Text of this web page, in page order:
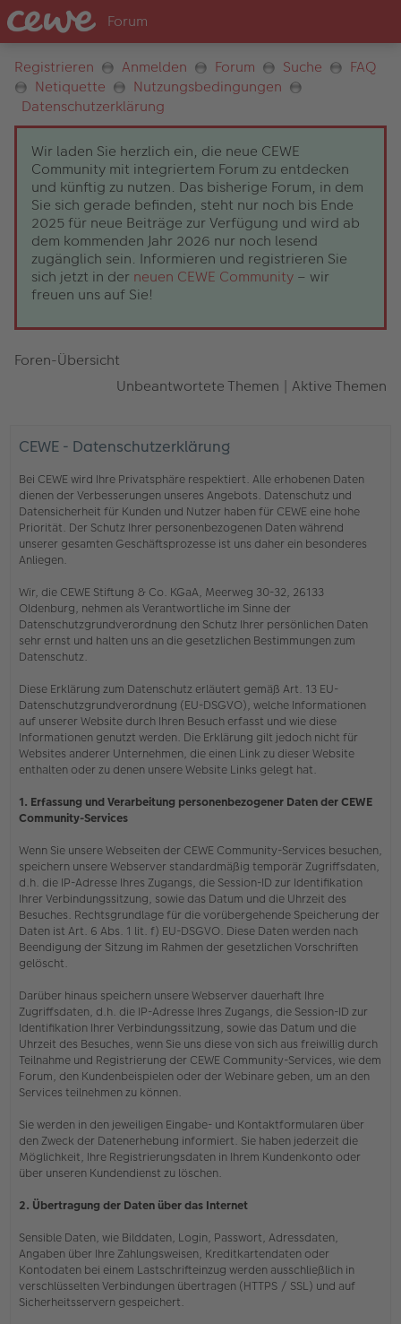
Registrieren Anmelden Forum Suche
FAQ
Netiquette
Nutzungsbedingungen
Datenschutzerklärung
Wir laden Sie herzlich ein, die neue CEWE
Community mit integriertem Forum zu entdecken
und künftig zu nutzen. Das bisherige Forum, in dem
Sie sich gerade befinden, steht nur noch bis Ende
2025 für neue Beiträge zur Verfügung und wird ab
dem kommenden Jahr 2026 nur noch lesend
zugänglich sein. Informieren und registrieren Sie
sich jetzt in der neuen CEWE Community – wir
freuen uns auf Sie!
Foren-Übersicht
Unbeantwortete Themen | Aktive Themen
CEWE - Datenschutzerklärung
Bei CEWE wird Ihre Privatsphäre respektiert. Alle erhobenen Daten
dienen der Verbesserungen unseres Angebots. Datenschutz und
Datensicherheit für Kunden und Nutzer haben für CEWE eine hohe
Priorität. Der Schutz Ihrer personenbezogenen Daten während
unserer gesamten Geschäftsprozesse ist uns daher ein besonderes
Anliegen.
Wir, die CEWE Stiftung & Co. KGaA, Meerweg 30-32, 26133
Oldenburg, nehmen als Verantwortliche im Sinne der
Datenschutzgrundverordnung den Schutz Ihrer persönlichen Daten
sehr ernst und halten uns an die gesetzlichen Bestimmungen zum
Datenschutz.
Diese Erklärung zum Datenschutz erläutert gemäß Art. 13 EU-
Datenschutzgrundverordnung (EU-DSGVO), welche Informationen
auf unserer Website durch Ihren Besuch erfasst und wie diese
Informationen genutzt werden. Die Erklärung gilt jedoch nicht für
Websites anderer Unternehmen, die einen Link zu dieser Website
enthalten oder zu denen unsere Website Links gelegt hat.
1. Erfassung und Verarbeitung personenbezogener Daten der CEWE
Community-Services
Wenn Sie unsere Webseiten der CEWE Community-Services besuchen,
speichern unsere Webserver standardmäßig temporär Zugriffsdaten,
d.h. die IP-Adresse Ihres Zugangs, die Session-ID zur Identifikation
Ihrer Verbindungssitzung, sowie das Datum und die Uhrzeit des
Besuches. Rechtsgrundlage für die vorübergehende Speicherung der
Daten ist Art. 6 Abs. 1 lit. f) EU-DSGVO. Diese Daten werden nach
Beendigung der Sitzung im Rahmen der gesetzlichen Vorschriften
gelöscht.
Darüber hinaus speichern unsere Webserver dauerhaft Ihre
Zugriffsdaten, d.h. die IP-Adresse Ihres Zugangs, die Session-ID zur
Identifikation Ihrer Verbindungssitzung, sowie das Datum und die
Uhrzeit des Besuches, wenn Sie uns diese von sich aus freiwillig durch
Teilnahme und Registrierung der CEWE Community-Services, wie dem
Forum, den Kundenbeispielen oder der Webinare geben, um an den
Services teilnehmen zu können.
Sie werden in den jeweiligen Eingabe- und Kontaktformularen über
den Zweck der Datenerhebung informiert. Sie haben jederzeit die
Möglichkeit, Ihre Registrierungsdaten in Ihrem Kundenkonto oder
über unseren Kundendienst zu löschen.
2. Übertragung der Daten über das Internet
Sensible Daten, wie Bilddaten, Login, Passwort, Adressdaten,
Angaben über Ihre Zahlungsweisen, Kreditkartendaten oder
Kontodaten bei einem Lastschrifteinzug werden ausschließlich in
verschlüsselten Verbindungen übertragen (HTTPS / SSL) und auf
Sicherheitsservern gespeichert.